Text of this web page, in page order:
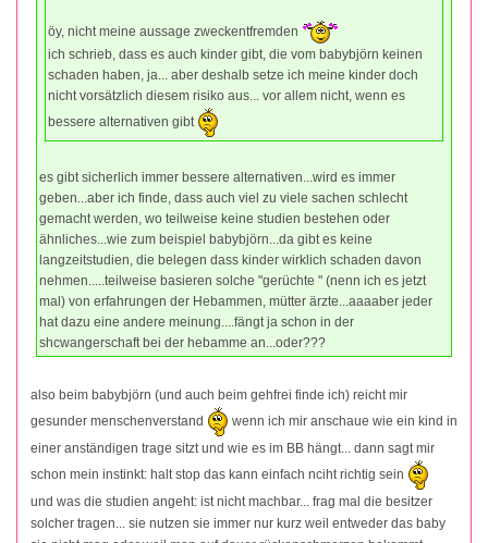
öy, nicht meine aussage zweckentfremden
ich schrieb, dass es auch kinder gibt, die vom babybjörn keinen
schaden haben, ja... aber deshalb setze ich meine kinder doch
nicht vorsätzlich diesem risiko aus... vor allem nicht, wenn es
bessere alternativen gibt
es gibt sicherlich immer bessere alternativen...wird es immer
geben...aber ich finde, dass auch viel zu viele sachen schlecht
gemacht werden, wo teilweise keine studien bestehen oder
ähnliches...wie zum beispiel babybjörn...da gibt es keine
langzeitstudien, die belegen dass kinder wirklich schaden davon
nehmen.....teilweise basieren solche "gerüchte " (nenn ich es jetzt
mal) von erfahrungen der Hebammen, mütter ärzte...aaaaber jeder
hat dazu eine andere meinung....fängt ja schon in der
shcwangerschaft bei der hebamme an...oder???
also beim babybjörn (und auch beim gehfrei finde ich) reicht mir
gesunder menschenverstand
wenn ich mir anschaue wie ein kind in
einer anständigen trage sitzt und wie es im BB hängt... dann sagt mir
schon mein instinkt: halt stop das kann einfach nciht richtig sein
und was die studien angeht: ist nicht machbar... frag mal die besitzer
solcher tragen... sie nutzen sie immer nur kurz weil entweder das baby